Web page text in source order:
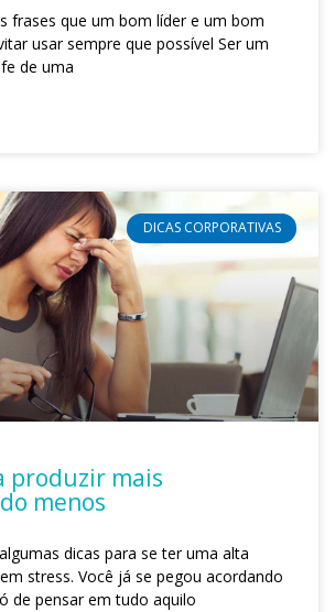
frases que um bom líder e um bom
usar sempre que possível Ser um
de uma
DICAS CORPORATIVAS
produzir mais
menos
dicas para se ter uma alta
stress. Você já se pegou acordando
de pensar em tudo aquilo